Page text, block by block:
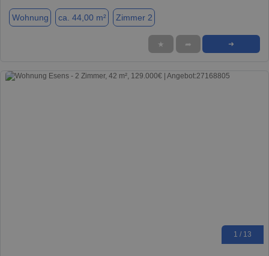
Wohnung ca. 44,00 m² Zimmer 2
★ ➦ ➜
1 / 13